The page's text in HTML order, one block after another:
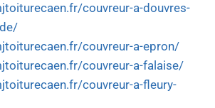
couvreur-a-douvres-
couvreur-a-epron/
couvreur-a-falaise/
couvreur-a-fleury-